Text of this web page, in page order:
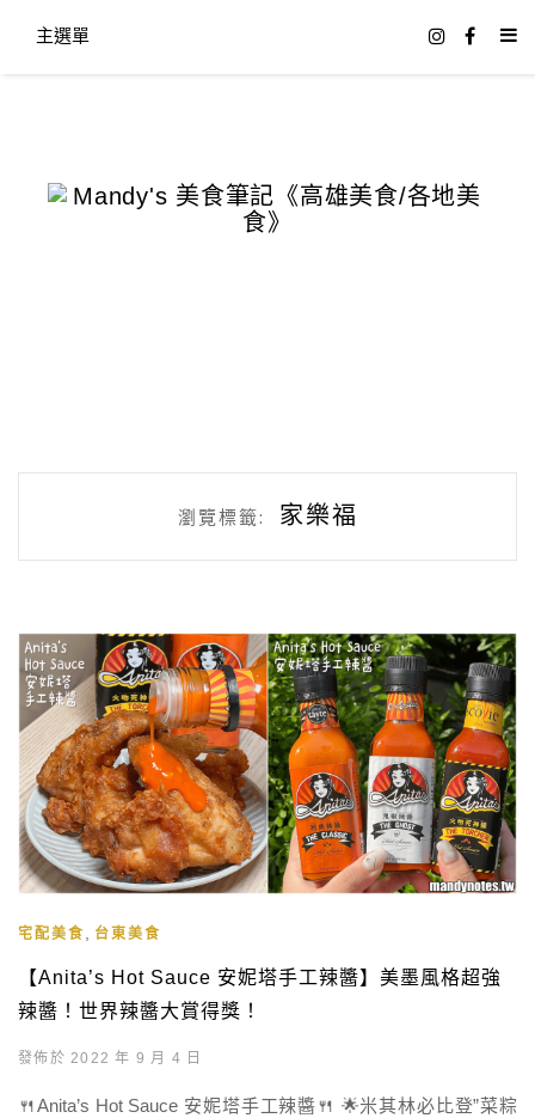
主選單
瀏覽標籤: 家樂福
宅配美食 , 台東美食
【Anita’s Hot Sauce 安妮塔手工辣醬】美墨風格超強
辣醬！世界辣醬大賞得獎！
發佈於 2022 年 9 月 4 日
🍴Anita’s Hot Sauce 安妮塔手工辣醬🍴 🌟米其林必比登”菜粽